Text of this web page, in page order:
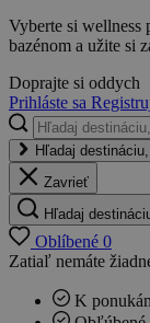
Vyberte si wellness
bazénom a užite si
Doprajte si oddych
Prihláste sa
Hľadaj
Zavrieť
Hľadaj
Oblíbené 0
Zatiaľ nemáte
K